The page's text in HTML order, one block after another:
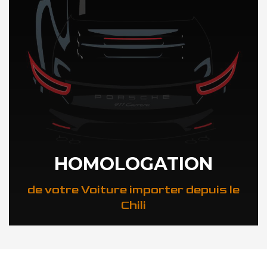
HOMOLOGATION
de votre Voiture importer depuis le
Chili